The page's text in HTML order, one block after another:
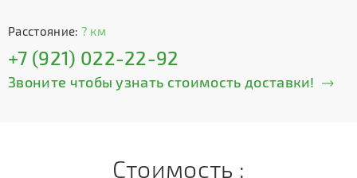
Расстояние: ? км
+7 (921) 022-22-92
Звоните чтобы узнать стоимость доставки!
Стоимость :